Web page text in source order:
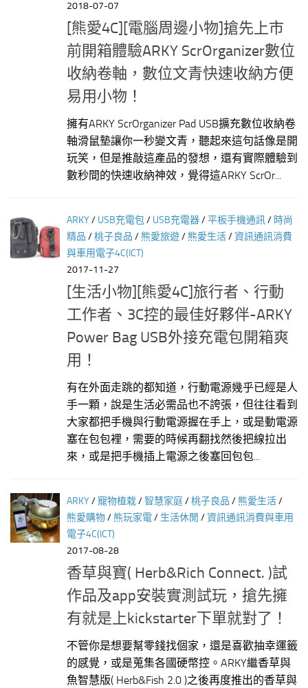
2018-07-07
[熊愛4C][電腦周邊小物]搶先上市
前開箱體驗ARKY ScrOrganizer數位
收納卷軸，數位文青快速收納方便
易用小物！
擁有ARKY ScrOrganizer Pad USB擴充數位收納卷
軸滑鼠墊讓你一秒變文青，聽起來這句話像是開
玩笑，但是推敲這產品的發想，還有實際體驗到
數秒間的快速收納神效，覺得這ARKY ScrOr...
ARKY/ USB充電包/ USB充電器/平板手機通訊/ 時尚
精品 /桃子良品 / 熊愛旅遊/ 熊愛生活/資訊通訊消費
與車用電子4C(ICT)
2017-11-27
[生活小物][熊愛4C]旅行者、行動
工作者、3C控的最佳好夥伴-ARKY
Power Bag USB外接充電包開箱爽
用！
有在外面走跳的都知道，行動電源幾乎已經是人
手一顆，說是生活必需品也不誇張，但往往看到
大家都把手機與行動電源握在手上，或是動電源
塞在包包裡，需要的時候再翻找然後把線拉出
來，或是把手機插上電源之後塞回包包...
ARKY/寵物植栽/智慧家庭/桃子良品 / 熊愛生活/
熊愛購物/ 熊玩家電/ 生活休閒 /資訊通訊消費與車用
電子4C(ICT)
2017-08-28
香草與寶( Herb&Rich Connect. )試
作品及app安裝實測試玩，搶先擁
有就是上kickstarter下單就對了！
不管你是想要幫零錢找個家，還是喜歡抽幸運籤
的感覺，或是蒐集各國硬幣控。ARKY繼香草與
魚智慧版( Herb&Fish 2.0 )之後再度推出的香草與